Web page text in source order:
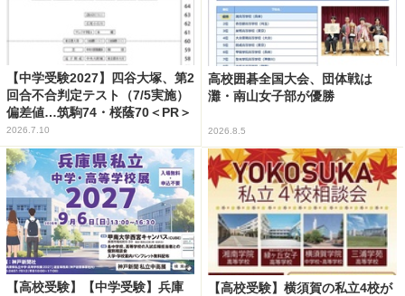
【中学受験2027】四谷大塚、第2
回合不合判定テスト（7/5実施）
偏差値…筑駒74・桜蔭70＜PR＞
2026.7.10
高校囲碁全国大会、団体戦は
灘・南山女子部が優勝
2026.8.5
【高校受験】【中学受験】兵庫
【高校受験】横須賀の私立4校が